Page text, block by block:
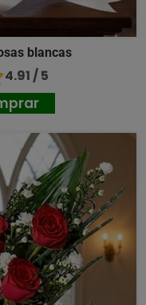
blancas
4.91 / 5